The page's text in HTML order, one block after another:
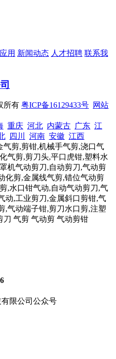
用 新闻动态 人才招聘 联系我
所有 粤ICP备16129433号 网站
重庆 河北 内蒙古 广东 江
四川 河南 安徽 江西
剪,剪钳,机械手气剪,浇口气
气剪,剪刀头,平口虎钳,塑料水
机气动剪刀,自动剪刀,气动剪
化剪,金属线气剪,错位气动剪
,水口钳气动,自动气动剪刀,气
动,工业剪刀,金属斜口剪钳,气
,气动端子钳,剪刀水口剪,注塑
刀 气剪 气动剪 气动剪钳